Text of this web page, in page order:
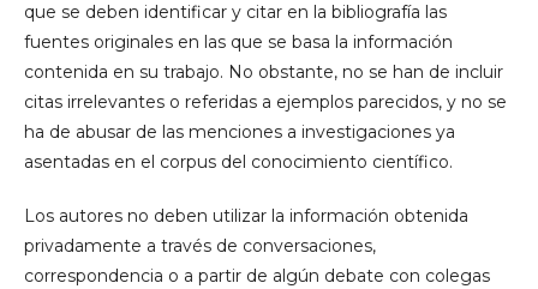
que se deben identificar y citar en la bibliografía las
fuentes originales en las que se basa la información
contenida en su trabajo. No obstante, no se han de incluir
citas irrelevantes o referidas a ejemplos parecidos, y no se
ha de abusar de las menciones a investigaciones ya
asentadas en el corpus del conocimiento científico.
Los autores no deben utilizar la información obtenida
privadamente a través de conversaciones,
correspondencia o a partir de algún debate con colegas